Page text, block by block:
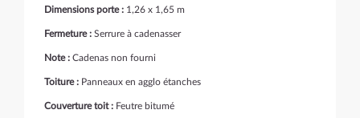
Dimensions porte : 1,26 x 1,65 m
Fermeture : Serrure à cadenasser
Note : Cadenas non fourni
Toiture : Panneaux en agglo étanches
Couverture toit : Feutre bitumé